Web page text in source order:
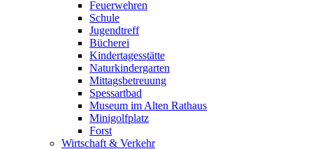
Feuerwehren
Schule
Jugendtreff
Bücherei
Kindertagesstätte
Naturkindergarten
Mittagsbetreuung
Spessartbad
Museum im Alten Rathaus
Minigolfplatz
Forst
Wirtschaft & Verkehr